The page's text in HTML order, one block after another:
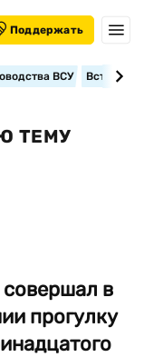
Поддержать
ВСУ
ТЕМУ
в
прогулку